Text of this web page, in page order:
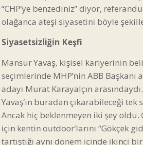
“CHP’ye benzediniz” diyor,
olağanca ateşi siyasetini böyle
Siyasetsizliğin Keşfi
Mansur Yavaş, kişisel kariyerinin
seçimlerinde MHP’nin ABB
adayı Murat Karayalçın
Yavaş’ın buradan çıkarabileceği
Ancak hiç beklenmeyen iki şey oldu.
için kentin outdoor’larını “Gökçek
tartıştığı aynı dönem içinde ikinci